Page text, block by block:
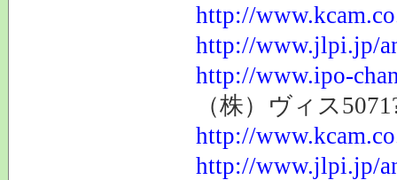
http://
http://www.jlpi.jp/
http://www.ipo-
（株）ヴィス
http://
http://www.jlpi.jp/